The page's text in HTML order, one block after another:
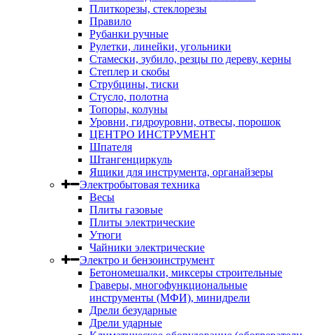
Плиткорезы, стеклорезы
Правило
Рубанки ручные
Рулетки, линейки, угольники
Стамески, зубило, резцы по дереву, керны
Степлер и скобы
Струбцины, тиски
Стусло, полотна
Топоры, колуны
Уровни, гидроуровни, отвесы, порошок
ЦЕНТРО ИНСТРУМЕНТ
Шпателя
Штангенциркуль
Ящики для инструмента, органайзеры
Электробытовая техника
Весы
Плиты газовые
Плиты электрические
Утюги
Чайники электрические
Электро и бензоинструмент
Бетономешалки, миксеры строительные
Граверы, многофункциональные
инструменты (МФИ), минидрели
Дрели безударные
Дрели ударные